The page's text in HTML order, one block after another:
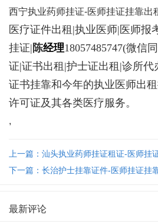
西宁执业药师挂证-医师挂证挂靠出
医疗证件出租|执业医师|医师报
挂证| 陈经理18057485747(微信
证|证书出租|护士证出租|诊所
证书挂靠和今年的执业医师出
许可证及其各类医疗服务。
,
上一篇：汕头执业药师挂证租证-医师挂
下一篇：长治护士挂靠证件-医师挂证挂
最新评论